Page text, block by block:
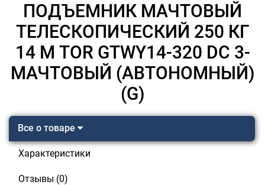
ПОДЪЕМНИК МАЧТОВЫЙ
ТЕЛЕСКОПИЧЕСКИЙ 250 КГ
14 М TOR GTWY14-320 DC 3-
МАЧТОВЫЙ (АВТОНОМНЫЙ)
(G)
Все о товаре
Характеристики
Отзывы (0)